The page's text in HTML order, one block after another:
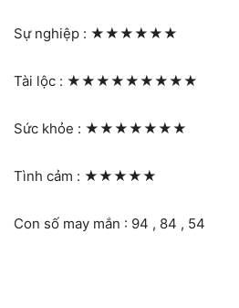
Sự nghiệp : ★★★★★★
Tài lộc : ★★★★★★★★★
Sức khỏe : ★★★★★★★
Tình cảm : ★★★★★
Con số may mắn : 94 , 84 , 54